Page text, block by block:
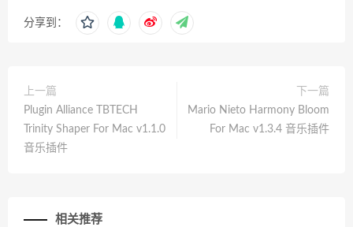
分享到：
上一篇
Plugin Alliance TBTECH
Trinity Shaper For Mac v1.1.0
音乐插件
下一篇
Mario Nieto Harmony Bloom
For Mac v1.3.4 音乐插件
相关推荐